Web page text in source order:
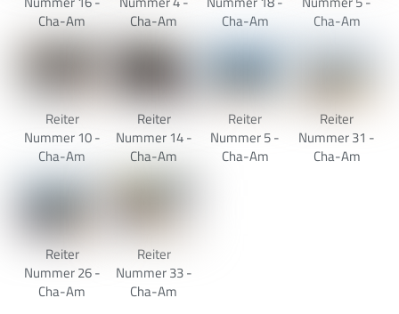
Cha-Am
Cha-Am
Cha-Am
Cha-Am
Reiter
Nummer 10 -
Cha-Am
Reiter
Nummer 14 -
Cha-Am
Reiter
Nummer 5 -
Cha-Am
Reiter
Nummer 31 -
Cha-Am
Reiter
Nummer 26 -
Cha-Am
Reiter
Nummer 33 -
Cha-Am